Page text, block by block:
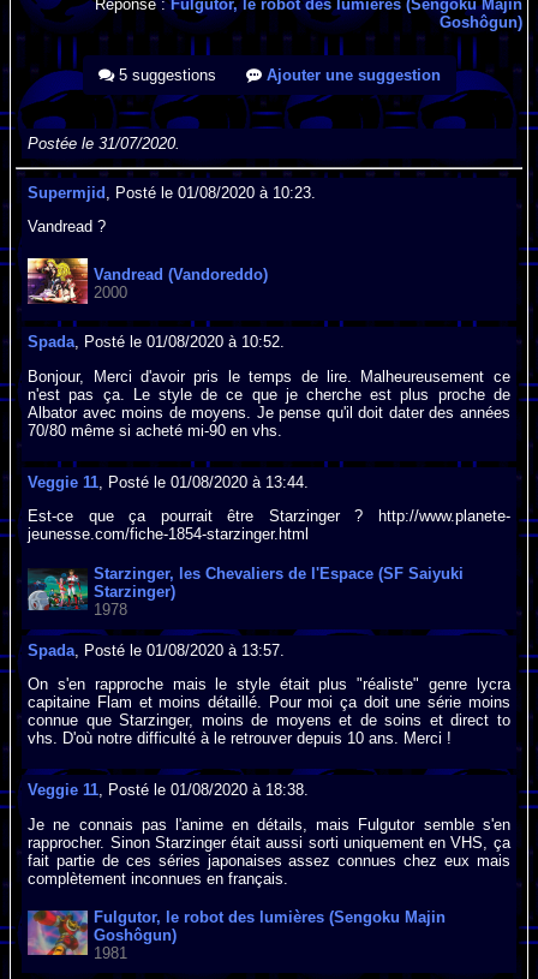
Réponse :Fulgutor, le robot des lumières (Sengoku Majin
Goshôgun)
5 suggestions Ajouter une suggestion
Postée le 31/07/2020.
Supermjid , Posté le 01/08/2020 à 10:23.
Vandread ?
Vandread (Vandoreddo)
2000
Spada, Posté le 01/08/2020 à 10:52.
Bonjour, Merci d'avoir pris le temps de lire. Malheureusement ce
n'est pas ça. Le style de ce que je cherche est plus proche de
Albator avec moins de moyens. Je pense qu'il doit dater des années
70/80 même si acheté mi-90 en vhs.
Veggie 11 , Posté le 01/08/2020 à 13:44.
Est-ce que ça pourrait être Starzinger ? http://www.planete-
jeunesse.com/fiche-1854-starzinger.html
Starzinger, les Chevaliers de l'Espace (SF Saiyuki
Starzinger)
1978
Spada , Posté le 01/08/2020 à 13:57.
On s'en rapproche mais le style était plus "réaliste" genre lycra
capitaine Flam et moins détaillé. Pour moi ça doit une série moins
connue que Starzinger, moins de moyens et de soins et direct to
vhs. D'où notre difficulté à le retrouver depuis 10 ans. Merci !
Veggie 11, Posté le 01/08/2020 à 18:38.
Je ne connais pas l'anime en détails, mais Fulgutor semble s'en
rapprocher. Sinon Starzinger était aussi sorti uniquement en VHS, ça
fait partie de ces séries japonaises assez connues chez eux mais
complètement inconnues en français.
Fulgutor, le robot des lumières (Sengoku Majin
Goshôgun)
1981